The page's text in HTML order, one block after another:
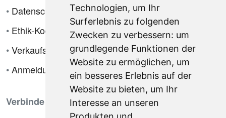
Technologien, um Ihr
Surferlebnis zu folgenden
Zwecken zu verbessern: um
grundlegende Funktionen der
Website zu ermöglichen, um
ein besseres Erlebnis auf der
Website zu bieten, um Ihr
Interesse an unseren
• Datenschutzrichtlinie
• Ethik-Kodex
•Verkaufsbedingungen
•Anmeldung
Verbinde dich mit uns